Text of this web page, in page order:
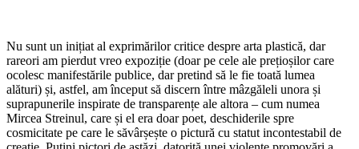
Nu sunt un inițiat al exprimărilor critice despre arta plastică, dar
rareori am pierdut vreo expoziție (doar pe cele ale prețioșilor care
ocolesc manifestările publice, dar pretind să le fie toată lumea
alături) și, astfel, am început să discern între mâzgăleli unora și
suprapunerile inspirate de transparențe ale altora – cum numea
Mircea Streinul, care și el era doar poet, deschiderile spre
cosmicitate pe care le săvârșește o pictură cu statut incontestabil de